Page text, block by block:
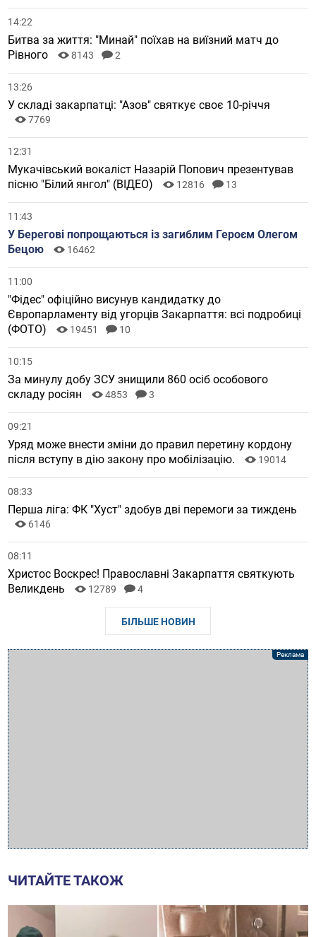
14:22
Битва за життя: "Минай" поїхав на виїзний матч до
Рівного
8143 2
13:26
У складі закарпатці: "Азов" святкує своє 10-річчя
7769
12:31
Мукачівський вокаліст Назарій Попович презентував
пісню "Білий янгол" (ВІДЕО)
12816 13
11:43
У Берегові попрощаються із загиблим Героєм Олегом
Бецою
16462
11:00
"Фідес" офіційно висунув кандидатку до
Європарламенту від угорців Закарпаття: всі подробиці
(ФОТО)
19451 10
10:15
За минулу добу ЗСУ знищили 860 осіб особового
складу росіян
4853 3
09:21
Уряд може внести зміни до правил перетину кордону
після вступу в дію закону про мобілізацію.
19014
08:33
Перша ліга: ФК "Хуст" здобув дві перемоги за тиждень
6146
08:11
Христос Воскрес! Православні Закарпаття святкують
Великдень
12789 4
БІЛЬШЕ НОВИН
ЧИТАЙТЕ ТАКОЖ